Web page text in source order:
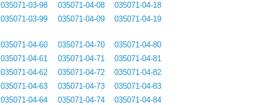
035071-03-98
035071-03-99
035071-04-08
035071-04-09
035071-04-18
035071-04-19
035071-04-60
035071-04-61
035071-04-62
035071-04-63
035071-04-64
035071-04-70
035071-04-71
035071-04-72
035071-04-73
035071-04-74
035071-04-80
035071-04-81
035071-04-82
035071-04-83
035071-04-84